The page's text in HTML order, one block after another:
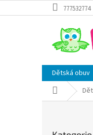
na
777532774
Dětská obuv
Domů